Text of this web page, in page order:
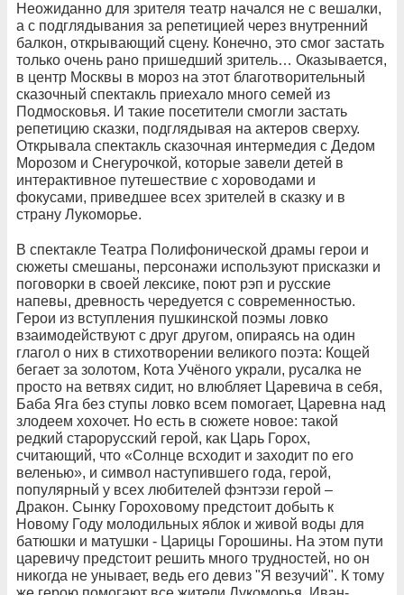
Неожиданно для зрителя театр начался не с вешалки,
а с подглядывания за репетицией через внутренний
балкон, открывающий сцену. Конечно, это смог застать
только очень рано пришедший зритель… Оказывается,
в центр Москвы в мороз на этот благотворительный
сказочный спектакль приехало много семей из
Подмосковья. И такие посетители смогли застать
репетицию сказки, подглядывая на актеров сверху.
Открывала спектакль сказочная интермедия с Дедом
Морозом и Снегурочкой, которые завели детей в
интерактивное путешествие с хороводами и
фокусами, приведшее всех зрителей в сказку и в
страну Лукоморье.
В спектакле Театра Полифонической драмы герои и
сюжеты смешаны, персонажи используют присказки и
поговорки в своей лексике, поют рэп и русские
напевы, древность чередуется с современностью.
Герои из вступления пушкинской поэмы ловко
взаимодействуют с друг другом, опираясь на один
глагол о них в стихотворении великого поэта: Кощей
бегает за золотом, Кота Учёного украли, русалка не
просто на ветвях сидит, но влюбляет Царевича в себя,
Баба Яга без ступы ловко всем помогает, Царевна над
злодеем хохочет. Но есть в сюжете новое: такой
редкий старорусский герой, как Царь Горох,
считающий, что «Солнце всходит и заходит по его
веленью», и символ наступившего года, герой,
популярный у всех любителей фэнтэзи герой –
Дракон. Сынку Гороховому предстоит добыть к
Новому Году молодильных яблок и живой воды для
батюшки и матушки - Царицы Горошины. На этом пути
царевичу предстоит решить много трудностей, но он
никогда не унывает, ведь его девиз "Я везучий". К тому